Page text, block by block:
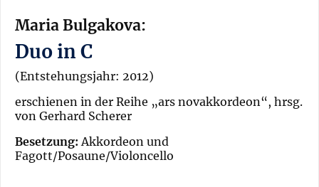
Maria Bulgakova:
Duo in C
(Entstehungsjahr: 2012)
erschienen in der Reihe „ars novakkordeon“, hrsg.
von Gerhard Scherer
Besetzung: Akkordeon und
Fagott/Posaune/Violoncello